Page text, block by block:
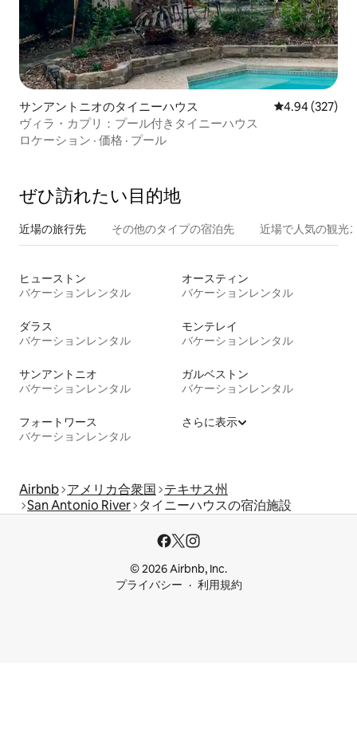
サンアントニオのタイニーハウス レビュー327
4.94 (327)
ヴィラ・カプリ：プール付きタイニーハウス
ロケーション · 価格 · プール
ぜひ訪⁠れ⁠た⁠い目⁠的⁠地
近場の旅行先 その他のタ⁠イ⁠プ⁠の宿⁠泊⁠先 近場で人気の観光
ヒューストン
バケーションレンタル
オースティン
バケーションレンタル
ダラス
バケーションレンタル
モンテレイ
バケーションレンタル
サンアントニオ
バケーションレンタル
ガルベストン
バケーションレンタル
フォートワース
バケーションレンタル
さらに表示
Airbnb アメリカ合衆国 テキサス州
San Antonio River タイニーハウスの宿泊施設
© 2026 Airbnb, Inc.
プライバシー
利用規約